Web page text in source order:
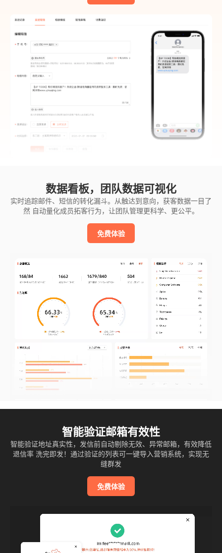
数据看板，团队数据可视化
实时追踪邮件、短信的转化漏斗。从触达到意向，获客数据一目了
然 自动量化成员拓客行为，让团队管理更科学、更公平。
免费体验
智能验证邮箱有效性
智能验证地址真实性，发信前自动剔除无效、异常邮箱，有效降低
退信率 洗完即发！通过验证的列表可一键导入营销系统，实现无
缝群发
免费体验